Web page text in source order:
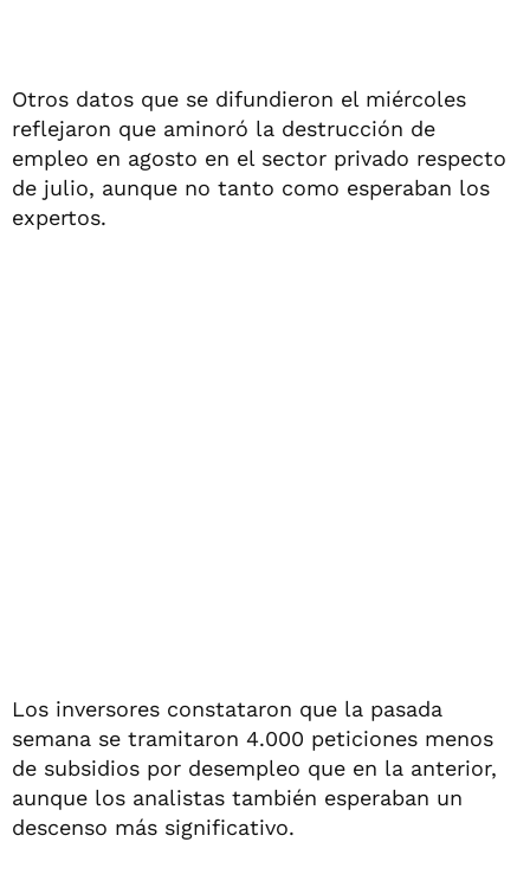
Otros datos que se difundieron el miércoles
reflejaron que aminoró la destrucción de
empleo en agosto en el sector privado respecto
de julio, aunque no tanto como esperaban los
expertos.
Los inversores constataron que la pasada
semana se tramitaron 4.000 peticiones menos
de subsidios por desempleo que en la anterior,
aunque los analistas también esperaban un
descenso más significativo.